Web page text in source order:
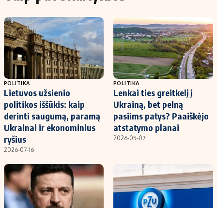
POLITIKA
Lietuvos užsienio
politikos iššūkis: kaip
derinti saugumą, paramą
Ukrainai ir ekonominius
ryšius
2026-07-16
POLITIKA
Lenkai ties greitkelį į
Ukrainą, bet pelną
pasiims patys? Paaiškėjo
atstatymo planai
2026-05-07